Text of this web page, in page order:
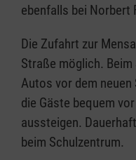
ebenfalls bei Norbert
Die Zufahrt zur
Straße möglich.
Autos vor dem
die Gäste bequem
aussteigen.
beim Schulzentrum.